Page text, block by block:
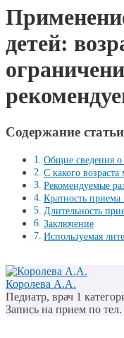
детей:
Содержание статьи
Общие сведения о
С какого
Рекомендуемые
Кратность приема
Длительность
Заключение
Используемая
Королева А.А.
Педиатр, врач 1
Запись на прием по